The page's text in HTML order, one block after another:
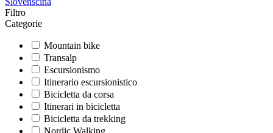
Filtro
Categorie
Mountain bike
Transalp
Escursionismo
Itinerario escursionistico
Bicicletta da corsa
Itinerari in bicicletta
Bicicletta da trekking
Nordic Walking